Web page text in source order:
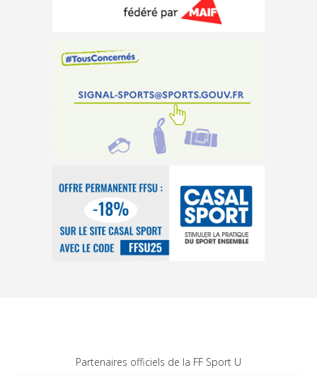
Partenaires officiels de la FF Sport U